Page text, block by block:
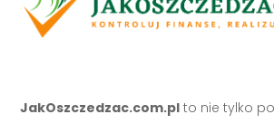
JakOszczedzac.com.pl to nie tylko